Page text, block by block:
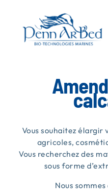
contenu
MATIÈRES PREMIÈRES
Vous souhaitez élargir
agricoles,
Vous recherchez des
sous forme
Nous